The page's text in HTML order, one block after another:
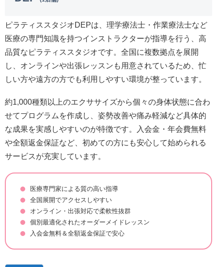
ピラティススタジオDEPは、理学療法士・作業療法士など
医療の専門知識を持つインストラクターが指導を行う、高
品質なピラティススタジオです。全国に複数拠点を展開
し、オンラインや出張レッスンも用意されているため、忙
しい方や遠方の方でも利用しやすい環境が整っています。
約1,000種類以上のエクササイズから個々の身体状態に合わ
せてプログラムを作成し、姿勢改善や痛み軽減など具体的
な成果を実感しやすいのが特徴です。入会金・年会費無料
や全額返金保証など、初めての方にも安心して始められる
サービスが充実しています。
医療専門家による質の高い指導
全国展開でアクセスしやすい
オンライン・出張対応で柔軟性抜群
個別最適化されたオーダーメイドレッスン
入会金無料＆全額返金保証で安心